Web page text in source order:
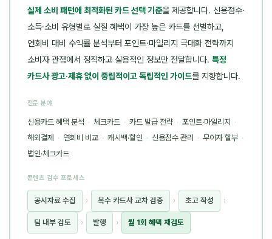
실제 소비 패턴에 최적화된 카드 선택 기준을 제공합니다. 신용점수·
소득·소비 유형별로 실질 혜택이 가장 높은 카드를 선별하고,
연회비 대비 수익률 분석부터 포인트·마일리지 극대화 전략까지
소비자 관점에서 정직하고 실용적인 정보만 전달합니다. 특정
카드사 광고·제휴 없이 중립적이고 독립적인 가이드를 지향합니다.
전문 분야
신용카드 혜택 분석 · 체크카드 · 카드 발급 전략 · 포인트·마일리지 ·
해외결제 · 연회비 비교 · 캐시백·할인 · 신용점수 관리 · 무이자 할부 ·
법인·체크카드
콘텐츠 검수 프로세스
공시자료 수집 › 복수 카드사 교차 검증 › 초고 작성 ›
팀 내부 검토 › 발행 › 월 1회 혜택 재검토